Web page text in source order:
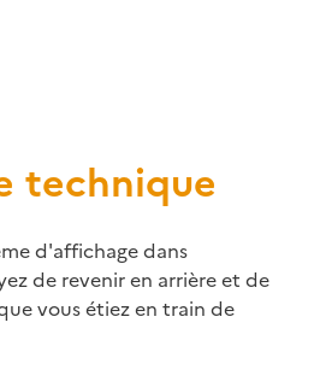
technique
d'affichage dans
de revenir en arrière et de
vous étiez en train de